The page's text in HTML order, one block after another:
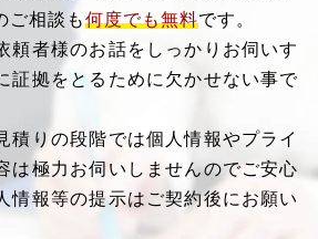
ご相談も何度でも無料です。
頼者様のお話をしっかりお伺いす
証拠をとるために欠かせない事で
積りの段階では個人情報やプライ
は極力お伺いしませんのでご安心
報等の提示はご契約後にお願い